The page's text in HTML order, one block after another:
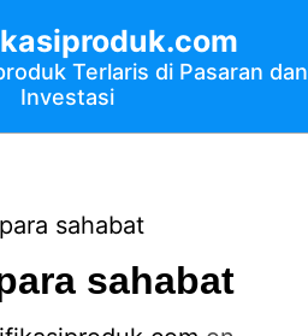
Terlaris di Pasaran dan
Investasi
sahabat
sahabat